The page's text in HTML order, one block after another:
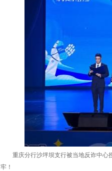
重庆分行沙坪坝支行被当地反诈中心授
牢！